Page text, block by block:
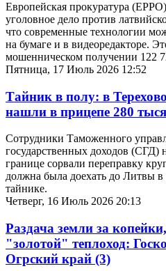
Европейская прокуратура
уголовное дело против
что современные технологии
на бумаге и в видеоредакторе.
мошенническом получении 122
Пятница, 17 Июль 2026 12:52
Тайник в полу: в
нашли в прицепе 280
Сотрудники Таможенного
государственных доходов (СГД)
границе сорвали переправку
должна была доехать до Литвы
тайнике.
Четверг, 16 Июль 2026 20:13
Раздача земли за
"золотой" теплоход:
Огрский край (3)